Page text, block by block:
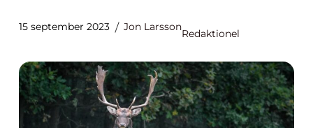
15 september 2023 Jon Larsson
Redaktionel